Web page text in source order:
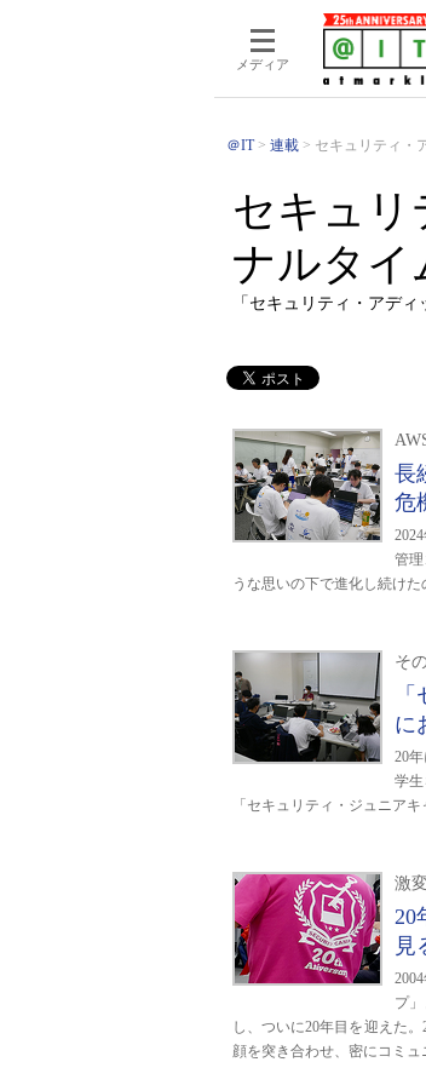
メディア
＠IT 連載 セキュリティ・
セキュリ
ナルタイ
「セキュリティ・アデ
長
危
管
うな思いの下で進化し続けた
そ
に
20
学
「セキュリティ・ジュニア
激
20
見
プ
し、ついに20年目を迎えた
顔を突き合わせ、密にコミュ